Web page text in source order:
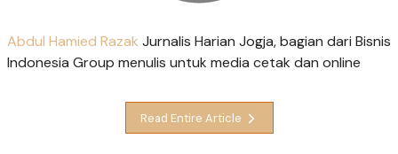
Abdul Hamied Razak Jurnalis Harian Jogja, bagian dari Bisnis
Indonesia Group menulis untuk media cetak dan online
Read Entire Article